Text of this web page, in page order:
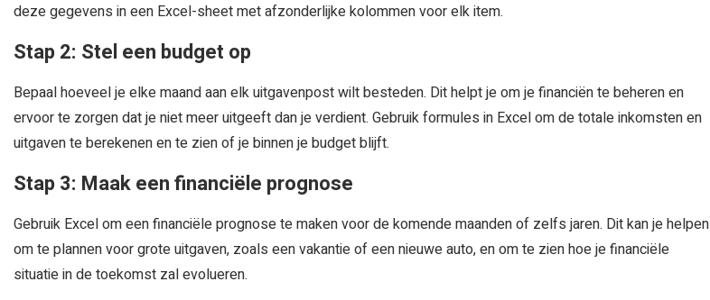
deze gegevens in een Excel-sheet met afzonderlijke kolommen voor elk item.
Stap 2: Stel een budget op
Bepaal hoeveel je elke maand aan elk uitgavenpost wilt besteden. Dit helpt je om je financiën te beheren en
ervoor te zorgen dat je niet meer uitgeeft dan je verdient. Gebruik formules in Excel om de totale inkomsten en
uitgaven te berekenen en te zien of je binnen je budget blijft.
Stap 3: Maak een financiële prognose
Gebruik Excel om een financiële prognose te maken voor de komende maanden of zelfs jaren. Dit kan je helpen
om te plannen voor grote uitgaven, zoals een vakantie of een nieuwe auto, en om te zien hoe je financiële
situatie in de toekomst zal evolueren.